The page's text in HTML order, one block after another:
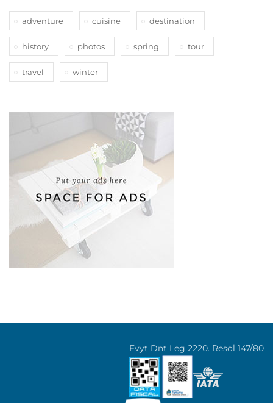
adventure cuisine destination
history photos spring tour
travel winter
Evyt Dnt Leg 2220. Resol 147/80